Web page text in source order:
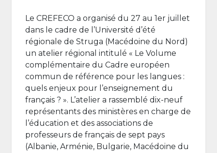
Le CREFECO a organisé du 27 au 1er juillet
dans le cadre de l’Université d’été
régionale de Struga (Macédoine du Nord)
un atelier régional intitulé « Le Volume
complémentaire du Cadre européen
commun de référence pour les langues :
quels enjeux pour l’enseignement du
français ? ». L’atelier a rassemblé dix-neuf
représentants des ministères en charge de
l’éducation et des associations de
professeurs de français de sept pays
(Albanie, Arménie, Bulgarie, Macédoine du